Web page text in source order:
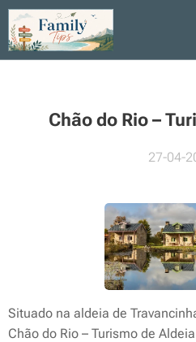
Chão do Rio –
27-04-
Situado na aldeia de
Chão do Rio – Turismo de